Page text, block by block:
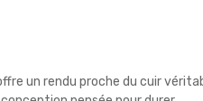
un rendu proche du cuir